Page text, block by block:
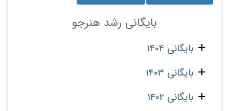
بایگانی رشد هنرجو
بایگانی 1404
بایگانی 1403
بایگانی 1402